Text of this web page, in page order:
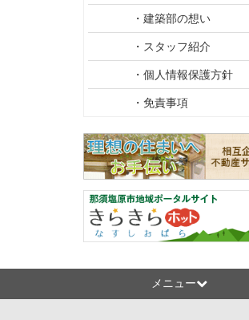
・建築部の想い
・スタッフ紹介
・個人情報保護方針
・免責事項
メニュー